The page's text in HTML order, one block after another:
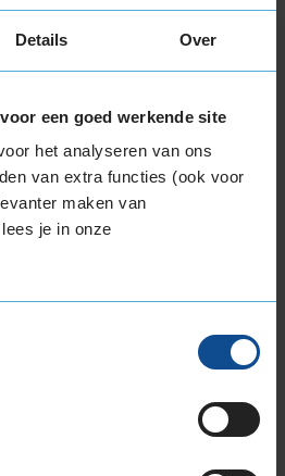
Details Over
een goed werkende site
het analyseren van ons
van extra functies (ook voor
maken van
je in onze